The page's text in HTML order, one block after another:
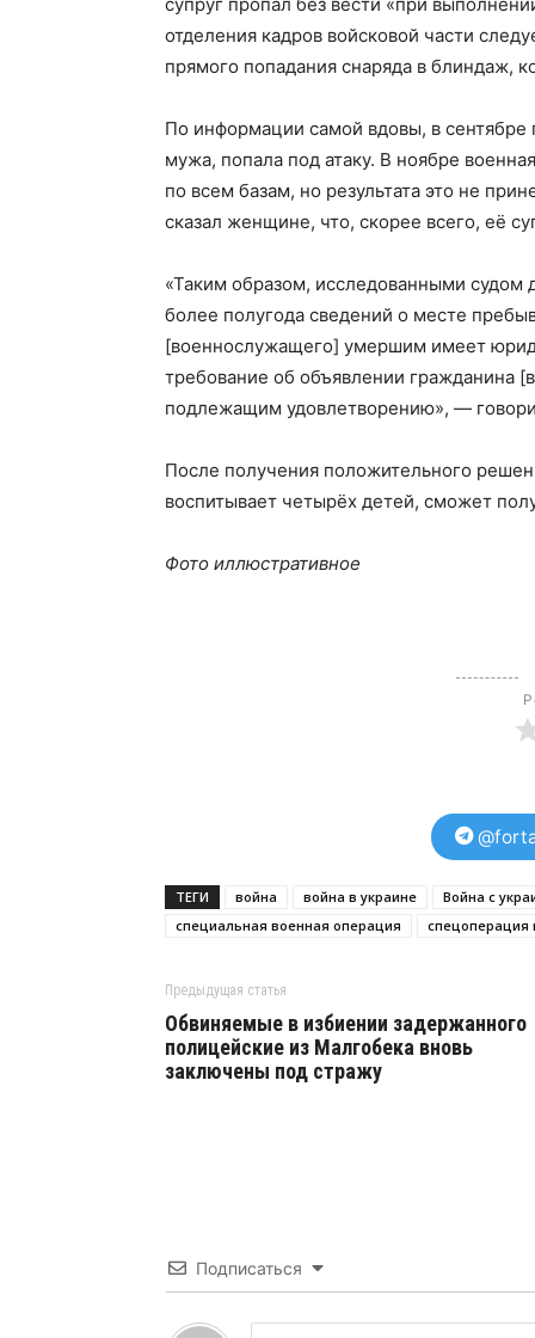
отделения кадров войсковой части
прямого попадания снаряда в блиндаж,
По информации самой вдовы, в
мужа, попала под атаку. В ноябре
по всем базам, но результата это не
сказал женщине, что, скорее всего, её
«Таким образом, исследованными судом
более полугода сведений о месте
[военнослужащего] умершим имеет
требование об объявлении
подлежащим удовлетворению», —
После получения положительного
воспитывает четырёх детей, сможет
Фото иллюстративное
ТЕГИ война война в украине
Война с
специальная военная операция
спецоперация
Предыдущая статья
Обвиняемые в избиении задержанного
полицейские из Малгобека вновь
заключены под стражу
Подписаться